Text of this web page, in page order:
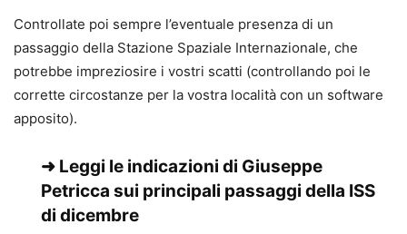
Controllate poi sempre l’eventuale presenza di un
passaggio della Stazione Spaziale Internazionale, che
potrebbe impreziosire i vostri scatti (controllando poi le
corrette circostanze per la vostra località con un software
apposito).
➜ Leggi le indicazioni di Giuseppe
Petricca sui principali passaggi della ISS
di dicembre